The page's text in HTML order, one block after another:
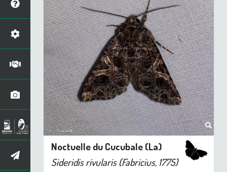
Noctuelle du Cucubale (La)
Sideridis rivularis(Fabricius, 1775)